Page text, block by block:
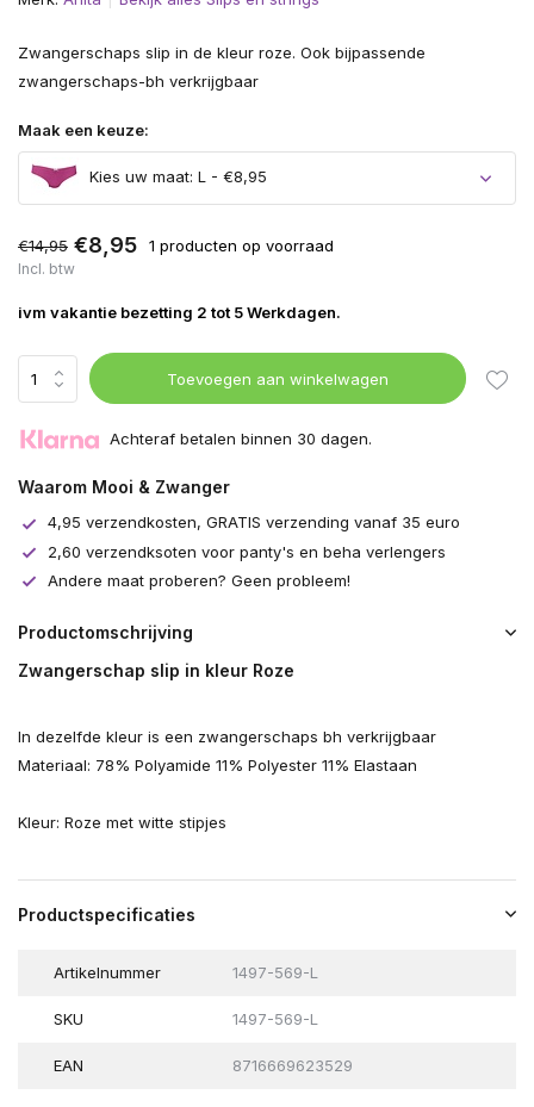
Zwangerschaps slip in de kleur roze. Ook bijpassende
zwangerschaps-bh verkrijgbaar
Maak een keuze:
Kies uw maat: L - €8,95
€14,95 €8,95 1 producten op voorraad
Incl. btw
ivm vakantie bezetting 2 tot 5 Werkdagen.
Toevoegen aan winkelwagen
Achteraf betalen binnen 30 dagen.
Waarom Mooi & Zwanger
4,95 verzendkosten, GRATIS verzending vanaf 35 euro
2,60 verzendksoten voor panty's en beha verlengers
Andere maat proberen? Geen probleem!
Productomschrijving
Zwangerschap slip in kleur Roze
In dezelfde kleur is een zwangerschaps bh verkrijgbaar
Materiaal: 78% Polyamide 11% Polyester 11% Elastaan
Kleur: Roze met witte stipjes
Productspecificaties
Artikelnummer 1497-569-L
SKU 1497-569-L
EAN 8716669623529